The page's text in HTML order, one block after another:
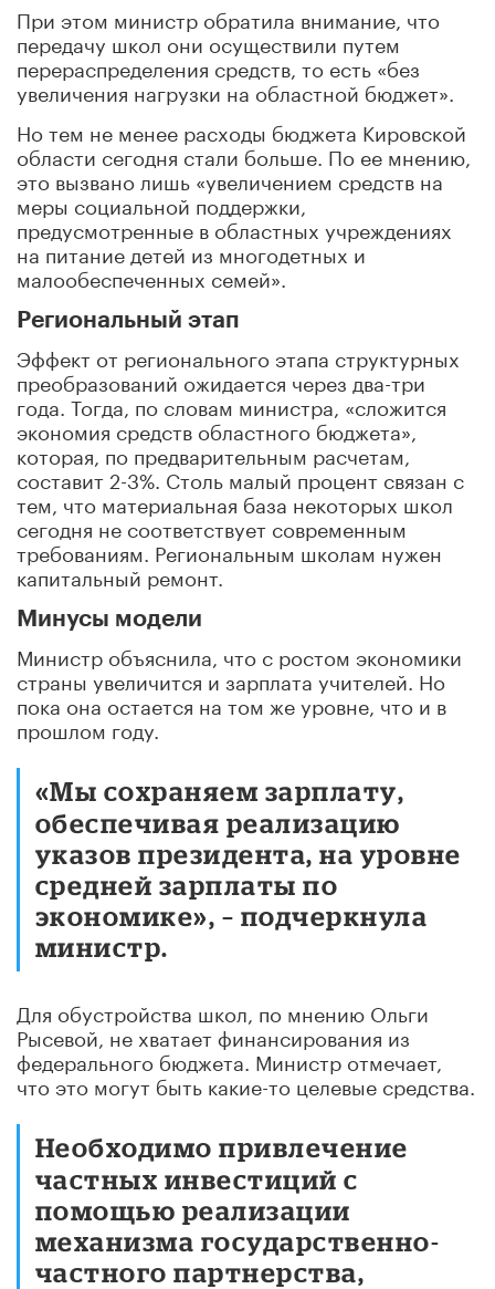
При этом министр обратила внимание, что
передачу школ они осуществили путем
перераспределения средств, то есть «без
увеличения нагрузки на областной бюджет».
Но тем не менее расходы бюджета Кировской
области сегодня стали больше. По ее мнению,
это вызвано лишь «увеличением средств на
меры социальной поддержки,
предусмотренные в областных учреждениях
на питание детей из многодетных и
малообеспеченных семей».
Региональный этап
Эффект от регионального этапа структурных
преобразований ожидается через два-три
года. Тогда, по словам министра, «сложится
экономия средств областного бюджета»,
которая, по предварительным расчетам,
составит 2-3%. Столь малый процент связан с
тем, что материальная база некоторых школ
сегодня не соответствует современным
требованиям. Региональным школам нужен
капитальный ремонт.
Минусы модели
Министр объяснила, что с ростом экономики
страны увеличится и зарплата учителей. Но
пока она остается на том же уровне, что и в
прошлом году.
«Мы сохраняем зарплату,
обеспечивая реализацию
указов президента, на уровне
средней зарплаты по
экономике», – подчеркнула
министр.
Для обустройства школ, по мнению Ольги
Рысевой, не хватает финансирования из
федерального бюджета. Министр отмечает,
что это могут быть какие-то целевые средства.
Необходимо привлечение
частных инвестиций с
помощью реализации
механизма государственно-
частного партнерства,